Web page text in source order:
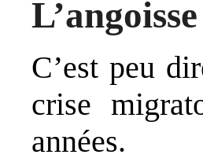
C’est peu
crise
années.